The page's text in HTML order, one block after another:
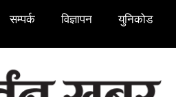
सम्पर्क विज्ञापन युनिकोड